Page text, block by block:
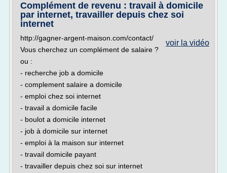
Complément de revenu : travail à domicile
par internet, travailler depuis chez soi
internet
voir la vidéo
http://gagner-argent-maison.com/contact/
Vous cherchez un complément de salaire ?
ou :
- recherche job a domicile
- complement salaire a domicile
- emploi chez soi internet
- travail a domicile facile
- boulot a domicile internet
- job à domicile sur internet
- emploi à la maison sur internet
- travail domicile payant
- travailler depuis chez soi sur internet